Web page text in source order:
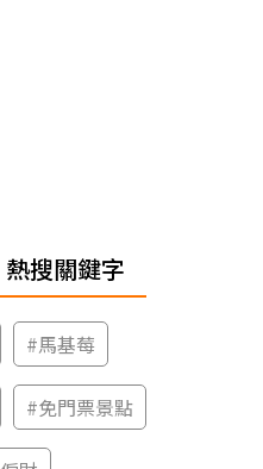
熱搜關鍵字
#馬基莓
#免門票景點